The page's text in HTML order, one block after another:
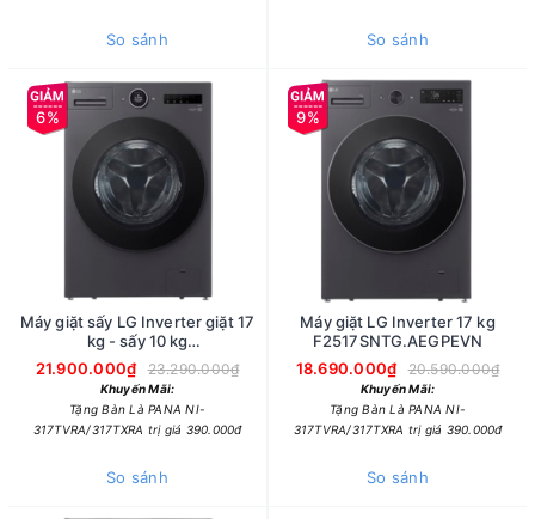
So sánh So sánh
6%
Máy giặt sấy LG Inverter giặt 17
kg - sấy 10 kg
F2517RNTG.AEGPEVN
21.900.000₫ 23.290.000₫
Khuyến Mãi:
Tặng Bàn Là PANA NI-
317TVRA/317TXRA trị giá 390.000đ
So sánh
9%
Máy giặt LG Inverter 17 kg
F2517SNTG.AEGPEVN
18.690.000₫
20.590.000₫
Khuyến Mãi:
Tặng Bàn Là PANA NI-
317TVRA/317TXRA trị giá 390.000đ
So sánh